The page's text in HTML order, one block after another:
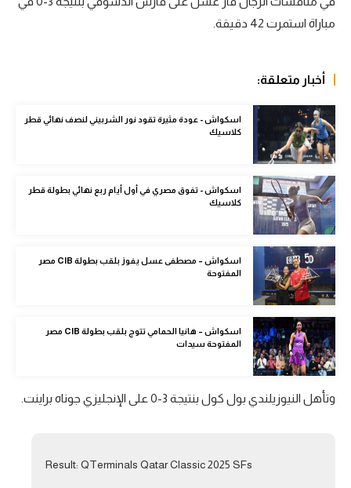
دوري أبطال أوروبا
أمم إفريقيا
كرة السلة الأمريكية
كرة سلة
كرة يد
كرة طائرة
الوطن العربي
رياضة نسائية
آسيا
أمريكا
مباراة استمرت 42 دقيقة.
أخبار متعلقة:
اسكواش - عودة مثيرة تقود نور الشربيني لنصف نهائي قطر
كلاسيك
اسكواش - تفوق مصري في أول أيام ربع نهائي بطولة قطر
كلاسيك
اسكواش – مصطفى عسل يفوز بلقب بطولة CIB مصر
المفتوحة
اسكواش – هانيا الحمامي تتوج بلقب بطولة CIB مصر
المفتوحة سيدات
وتأهل النيوزيلندي بول كول بنتيجة 3-0 على الإنجليزي جوناه براينت.
Result: QTerminals Qatar Classic 2025 SFs